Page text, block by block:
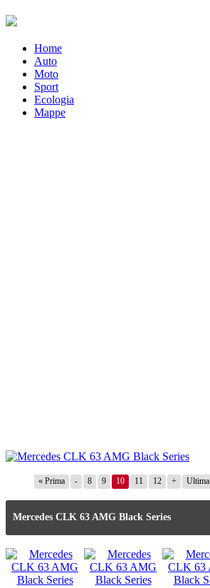
Home
Auto
Moto
Sport
Ecologia
Mappe
« Prima - 8 9 10 11 12 +
Mercedes CLK 63 AMG Black Series